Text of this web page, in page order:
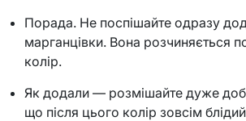
Порада. Не поспішайте одразу
марганцівки. Вона розчиняється
колір.
Як додали — розмішайте дуже
що після цього колір зовсім